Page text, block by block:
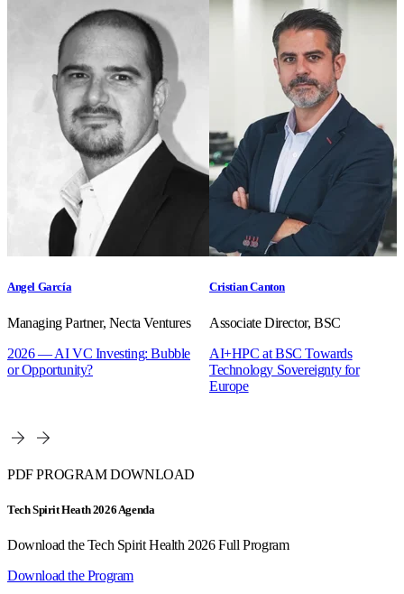
Angel García
Managing Partner, Necta Ventures
2026 — AI VC Investing: Bubble
or Opportunity?
Cristian Canton
Associate Director, BSC
AI+HPC at BSC Towards
Technology Sovereignty for
Europe
PDF PROGRAM DOWNLOAD
Tech Spirit Heath 2026 Agenda
Download the Tech Spirit Health 2026 Full Program
Download the Program